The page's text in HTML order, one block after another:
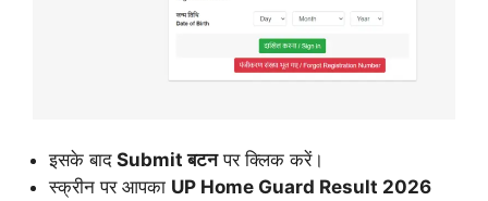
इसके बाद Submit बटनपर क्लिक करें।
स्क्रीन पर आपका UP Home Guard Result 2026